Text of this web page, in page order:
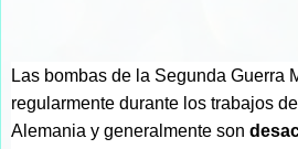
Las bombas de la Segunda Guerra
regularmente durante los trabajos
Alemania y generalmente son